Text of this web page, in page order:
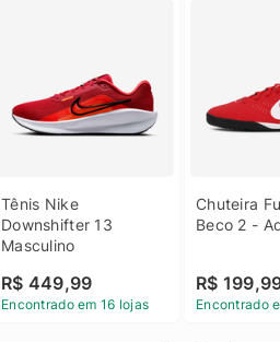
Tênis Nike
Downshifter 13
Masculino
R$ 449,99
Encontrado em 16 lojas
Chuteira
Beco 2 -
R$
Encontrado